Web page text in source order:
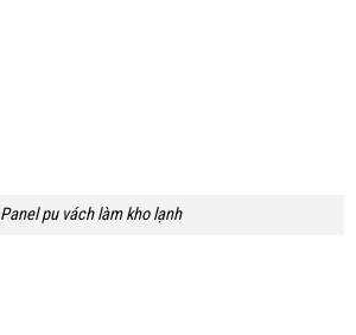
Panel pu vách làm kho lạnh